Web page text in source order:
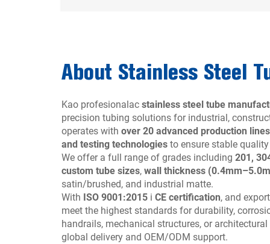
About Stainless Steel
Kao profesionalacstainless steel tube
precision tubing solutions for industrial,
operates with over 20 advanced production lines
and testing technologiesto ensure stable
We offer a full range of grades including 201,
custom tube sizes,wall thickness
satin/brushed, and industrial matte.
With ISO 9001:2015 i CE certification, and
meet the highest standards for durability,
handrails, mechanical structures, or
global delivery and OEM/ODM support.